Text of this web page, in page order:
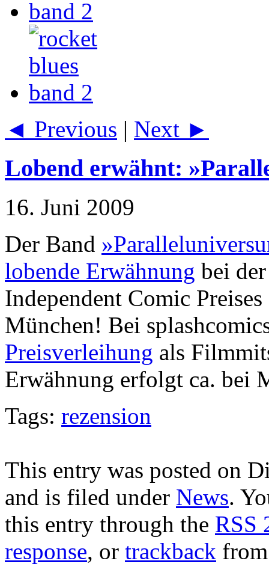
◄ Previous | Next ►
Lobend erwähnt:
16. Juni 2009
Der Band
lobende Erwähnung bei
Independent Comic
München! Bei
Preisverleihung als
Erwähnung erfolgt ca. bei
Tags: rezension
This entry was posted on
and is filed under News.
this entry through the RSS
response, or trackback